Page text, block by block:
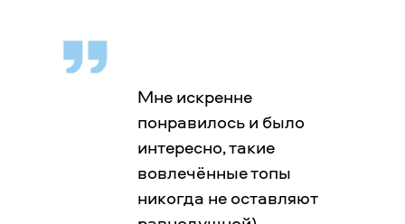
Мне искренне
понравилось и было
интересно, такие
вовлечённые топы
никогда не оставляют